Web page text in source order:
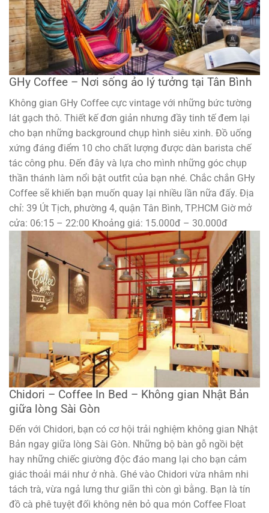
GHy Coffee – Nơi sống ảo lý tưởng tại Tân Bình
Không gian GHy Coffee cực vintage với những bức tường
lát gạch thô. Thiết kế đơn giản nhưng đầy tinh tế đem lại
cho bạn những background chụp hình siêu xinh. Đồ uống
xứng đáng điểm 10 cho chất lượng được dàn barista chế
tác công phu. Đến đây và lựa cho mình những góc chụp
thần thánh làm nổi bật outfit của bạn nhé. Chắc chắn GHy
Coffee sẽ khiến bạn muốn quay lại nhiều lần nữa đấy. Địa
chỉ: 39 Út Tịch, phường 4, quận Tân Bình, TP.HCM Giờ mở
cửa: 06:15 – 22:00 Khoảng giá: 15.000đ – 30.000đ
Chidori – Coffee In Bed – Không gian Nhật Bản
giữa lòng Sài Gòn
Đến với Chidori, bạn có cơ hội trải nghiệm không gian Nhật
Bản ngay giữa lòng Sài Gòn. Những bộ bàn gỗ ngồi bệt
hay những chiếc giường độc đáo mang lại cho bạn cảm
giác thoải mái như ở nhà. Ghé vào Chidori vừa nhâm nhi
tách trà, vừa ngả lưng thư giãn thì còn gì bằng. Bạn là tín
đồ cà phê tuyệt đối không nên bỏ qua món Coffee Float